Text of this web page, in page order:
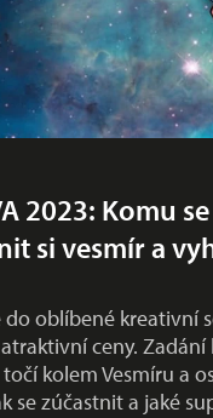
2023: Komu
si vesmír a
oblíbené kreativní
ceny.
kolem Vesmíru a
se zúčastnit a jaké